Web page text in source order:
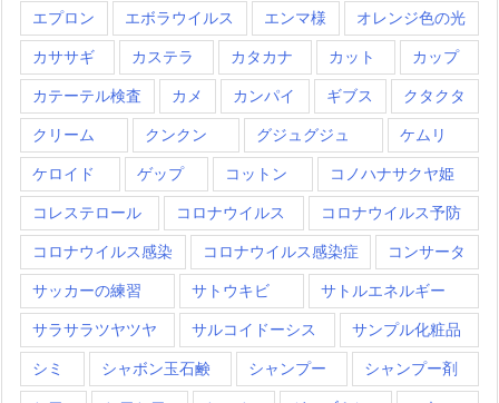
エプロン エボラウイルス エンマ様 オレンジ色の光
カササギ カステラ カタカナ カット カップ
カテーテル検査 カメ カンパイ ギブス クタクタ
クリーム クンクン グジュグジュ ケムリ
ケロイド ゲップ コットン コノハナサクヤ姫
コレステロール コロナウイルス コロナウイルス予防
コロナウイルス感染 コロナウイルス感染症 コンサータ
サッカーの練習 サトウキビ サトルエネルギー
サラサラツヤツヤ サルコイドーシス サンプル化粧品
シミ シャボン玉石鹸 シャンプー シャンプー剤